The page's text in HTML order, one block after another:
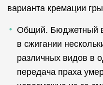
варианта кремации
Общий. Бюджетный
в сжигании
различных видов в
передача праха